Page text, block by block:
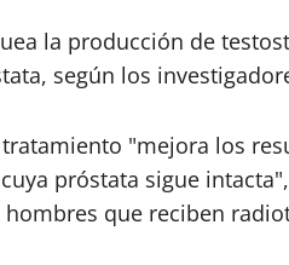
la producción de
según los
"mejora los
próstata sigue
que reciben